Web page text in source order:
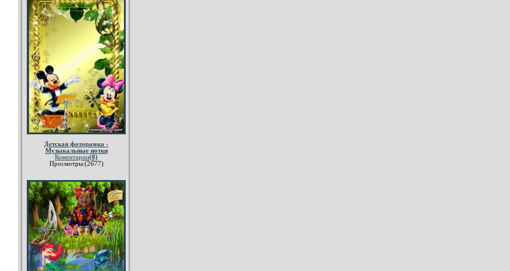
Детская фоторамка -
Музыкальные нотки
Коментарии(0)
Просмотры:(2677)